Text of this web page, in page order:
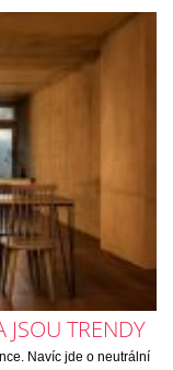
JSOU TRENDY
Navíc jde o neutrální